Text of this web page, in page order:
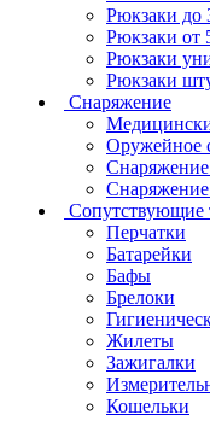
Рюкзаки до
Рюкзаки от
Рюкзаки
Рюкзаки
Снаряжение
Оружейное
Снаряжение
Снаряжение
Сопутствующие
Перчатки
Батарейки
Бафы
Брелоки
Жилеты
Зажигалки
Кошельки